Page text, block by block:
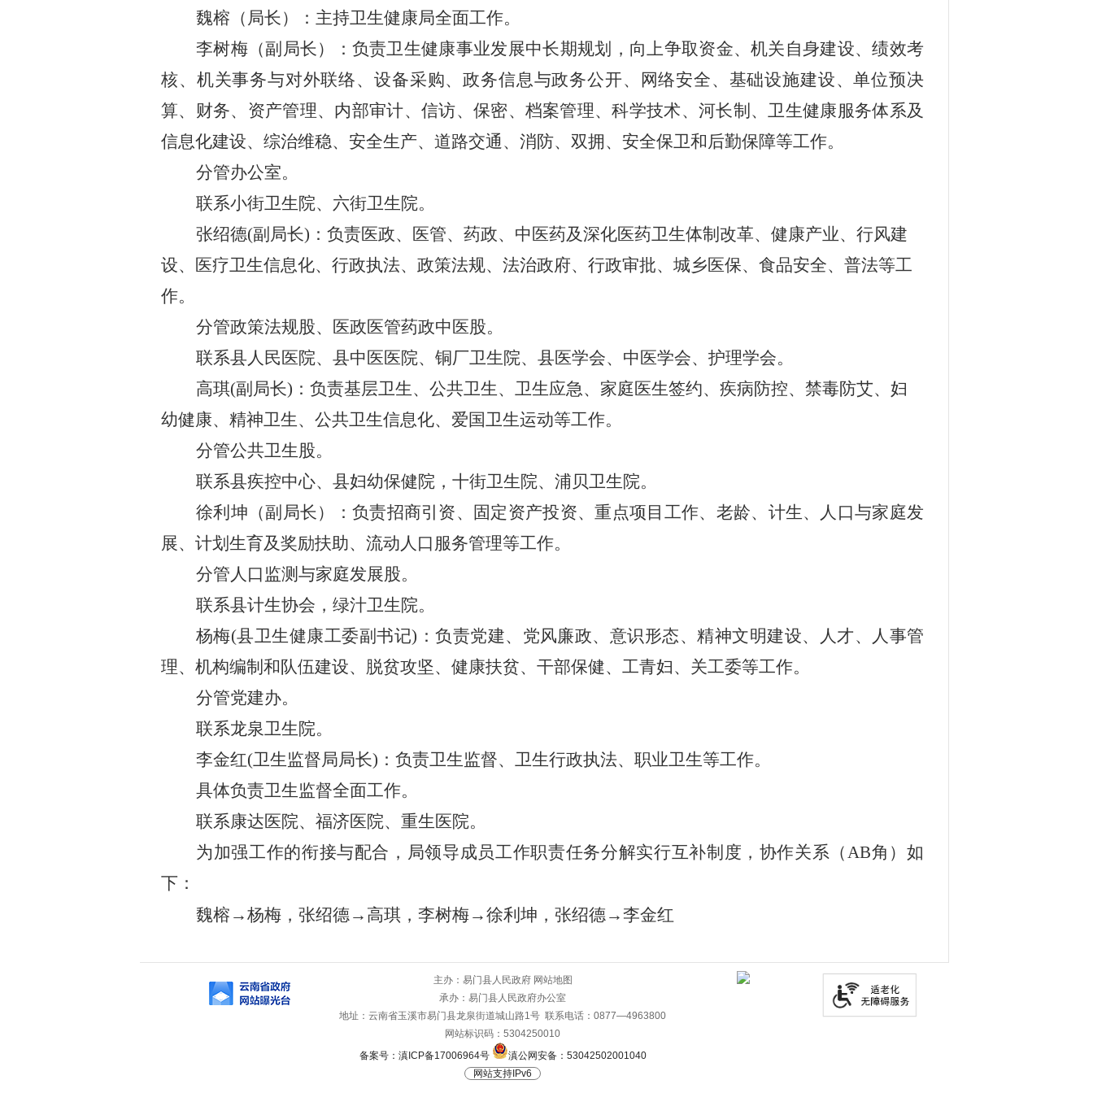
魏榕（ 局长 ） ： 主持卫生健康局全面工作。
李树梅（副局长）： 负责卫生健康事业发展中长期规划， 向上争取资金、机关自身建设、绩效考
核、机关事务与对外联络、设备采购、政务信息与政务公开、网络安全、基础设施建设、单位预决
算、财务、资产管理、内部审计、信访、保密、档案管理、科学技术、河长制、卫生健康服务体系及
信息化建设、 综治维稳、安全生产、道路交通、消防、双拥、 安全保卫和后勤保障等工作。
分管办公室。
联系小街卫生院、六街卫生院。
张绍德(副局长) ： 负责医政、 医管、 药政、 中医药及深化医药卫生体制改革、健康产业、 行风建
设、 医疗卫生信息化、行政执法、政策法规、法治政府、行政审批、 城乡医保、 食品安全、 普法等工
作。
分管政策法规股、医政医管药政中医股。
联系县人民医院、县中医医院、铜厂卫生院、县医学会、中医学会、护理学会。
高琪(副局长) ： 负责基层卫生、 公共卫生、 卫生应急、家庭医生签约、 疾病防控、禁毒防艾、妇
幼健康、精神卫生、公共卫生信息化、 爱国卫生运动等工作。
分管公共卫生股。
联系县疾控中心、 县妇幼保健院，十街卫生院、浦贝卫生院。
徐利坤（副局长）
： 负责招商引资、 固定资产投资、重点项目工作、 老龄、计生、
人口与家庭发
展、 计划生育及奖励扶助、 流动人口服务管理等工作。
分管人口监测与家庭发展股。
联系县计生协会 ，绿汁卫生院。
杨梅(县卫生健康工委副书记) ：负责党建、 党风廉政、意识形态、精神文明建设、人才、人事管
理、机构编制和队伍建设、脱贫攻坚、 健康扶贫、 干部保健、 工青妇、关工委等工作。
分管党建办。
联系龙泉卫生院。
李金红(卫生监督局局长) ： 负责卫生监督、卫生行政执法、职业卫生等工作。
具体负责卫生监督全面工作。
联系康达医院、福济医院、重生医院。
为加强工作的衔接与配合，局领导成员工作职责任务分解实行互补制度，协作关系（AB角 ）如
下：
魏榕 →杨梅 ，张绍德→ 高琪，李树梅→徐利坤， 张绍德→李金红
主办：易门县人民政府 网站地图
承办：易门县人民政府办公室
地址：云南省玉溪市易门县龙泉街道城山路1号 联系电话：0877—4963800
网站标识码：5304250010
备案号：滇ICP备17006964号
滇公网安备：53042502001040
网站支持IPv6